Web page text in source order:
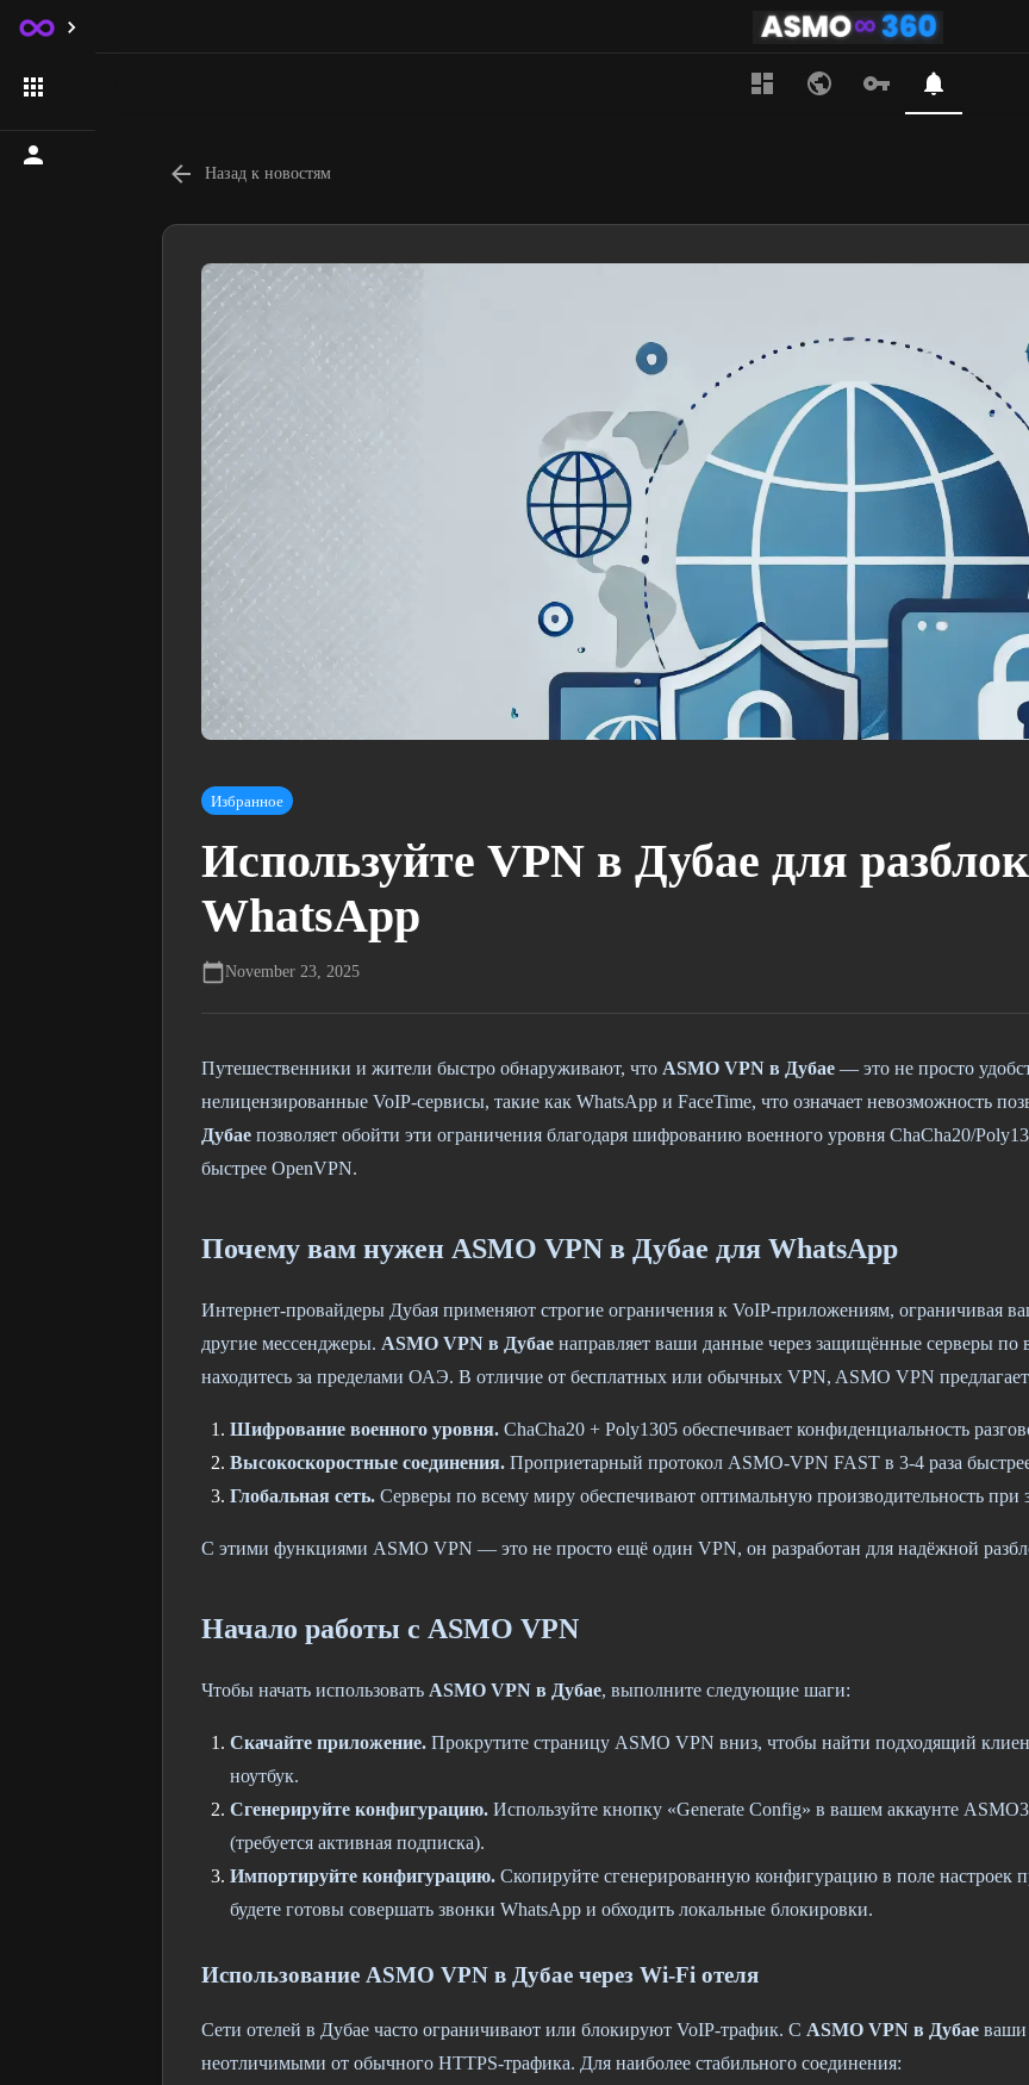
Назад к новостям
Избранное
Используйте VPN в Дубае для
WhatsApp
November 23, 2025
Путешественники и жители быстро обнаруживают, что ASMO VPN в Дубае — это не просто
нелицензированные VoIP-сервисы, такие как WhatsApp и FaceTime, что означает невозможность
Дубае позволяет обойти эти ограничения благодаря шифрованию военного уровня ChaCha20/
быстрее OpenVPN.
Почему вам нужен ASMO VPN в Дубае для WhatsApp
Интернет-провайдеры Дубая применяют строгие ограничения к VoIP-приложениям, ограничивая
другие мессенджеры. ASMO VPN в Дубае направляет ваши данные через защищённые серверы по
находитесь за пределами ОАЭ. В отличие от бесплатных или обычных VPN, ASMO VPN
Шифрование военного уровня. ChaCha20 + Poly1305 обеспечивает конфиденциальность
Высокоскоростные соединения. Проприетарный протокол ASMO-VPN FAST в 3-4 раза
Глобальная сеть. Серверы по всему миру обеспечивают оптимальную производительность при
С этими функциями ASMO VPN — это не просто ещё один VPN, он разработан для надёжной
Начало работы с ASMO VPN
Чтобы начать использовать ASMO VPN в Дубае, выполните следующие шаги:
Скачайте приложение. Прокрутите страницу ASMO VPN вниз, чтобы найти подходящий
ноутбук.
Сгенерируйте конфигурацию. Используйте кнопку «Generate Config» в вашем аккаунте
(требуется активная подписка).
Импортируйте конфигурацию. Скопируйте сгенерированную конфигурацию в поле настроек
будете готовы совершать звонки WhatsApp и обходить локальные блокировки.
Использование ASMO VPN в Дубае через Wi-Fi отеля
Сети отелей в Дубае часто ограничивают или блокируют VoIP-трафик. С ASMO VPN в Дубае ваши
неотличимыми от обычного HTTPS-трафика. Для наиболее стабильного соединения: